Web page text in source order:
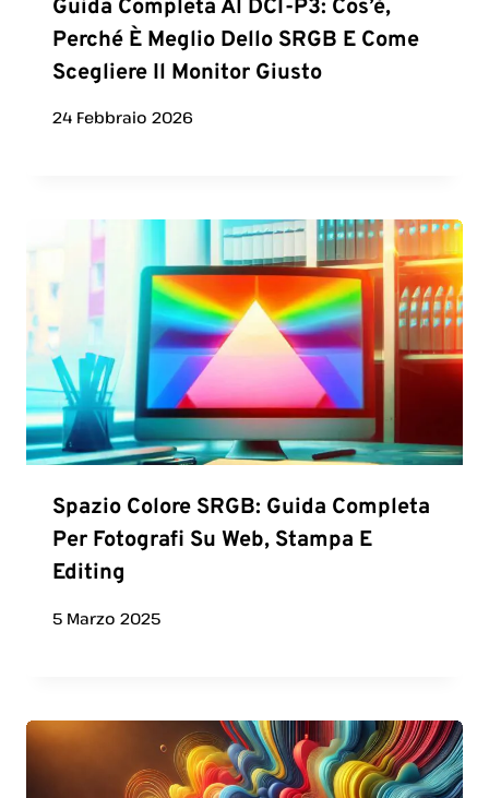
Guida Completa Al DCI-P3: Cos’è,
Perché È Meglio Dello SRGB E Come
Scegliere Il Monitor Giusto
24 Febbraio 2026
Spazio Colore SRGB: Guida Completa
Per Fotografi Su Web, Stampa E
Editing
5 Marzo 2025